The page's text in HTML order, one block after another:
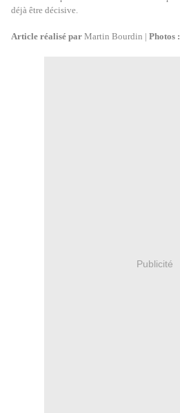
déjà être décisive.
Article réalisé par Martin Bourdin | Photos :
Publicité